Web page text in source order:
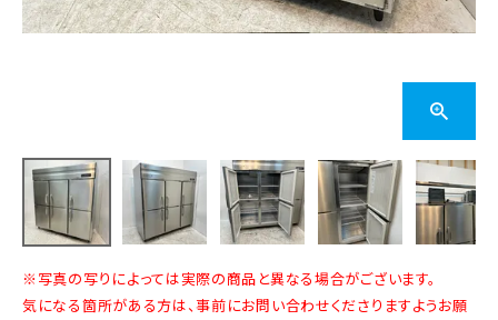
※写真の写りによっては実際の商品と異なる場合がございます。
気になる箇所がある方は、事前にお問い合わせくださりますようお願